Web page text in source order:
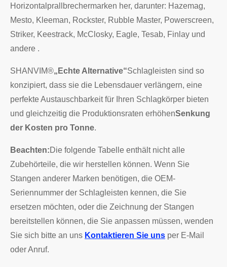
Horizontalprallbrechermarken her, darunter: Hazemag,
Mesto, Kleeman, Rockster, Rubble Master, Powerscreen,
Striker, Keestrack, McClosky, Eagle, Tesab, Finlay und
andere .
SHANVIM®„Echte Alternative“Schlagleisten sind so
konzipiert, dass sie die Lebensdauer verlängern, eine
perfekte Austauschbarkeit für Ihren Schlagkörper bieten
und gleichzeitig die Produktionsraten erhöhenSenkung
der Kosten pro Tonne.
Beachten:Die folgende Tabelle enthält nicht alle
Zubehörteile, die wir herstellen können. Wenn Sie
Stangen anderer Marken benötigen, die OEM-
Seriennummer der Schlagleisten kennen, die Sie
ersetzen möchten, oder die Zeichnung der Stangen
bereitstellen können, die Sie anpassen müssen, wenden
Sie sich bitte an uns Kontaktieren Sie uns per E-Mail
oder Anruf.